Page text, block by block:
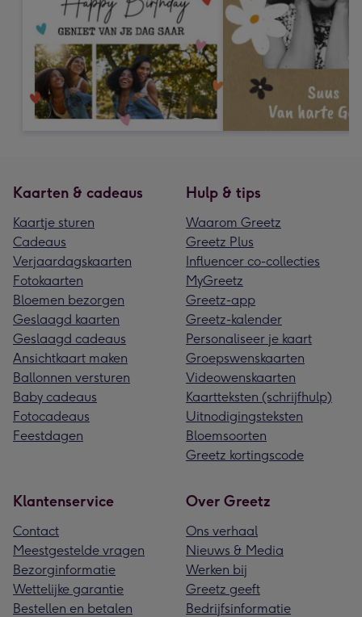
Kaarten & cadeaus
Kaartje sturen
Cadeaus
Verjaardagskaarten
Fotokaarten
Bloemen bezorgen
Geslaagd kaarten
Geslaagd cadeaus
Ansichtkaart maken
Ballonnen versturen
Baby cadeaus
Fotocadeaus
Feestdagen
Hulp & tips
Waarom Greetz
Greetz Plus
Influencer co-collecties
MyGreetz
Greetz-app
Greetz-kalender
Personaliseer je kaart
Groepswenskaarten
Videowenskaarten
Kaartteksten (schrijfhulp)
Uitnodigingsteksten
Bloemsoorten
Greetz kortingscode
Klantenservice
Contact
Meestgestelde vragen
Bezorginformatie
Wettelijke garantie
Bestellen en betalen
Over Greetz
Ons verhaal
Nieuws & Media
Werken bij
Greetz geeft
Bedrijfsinformatie